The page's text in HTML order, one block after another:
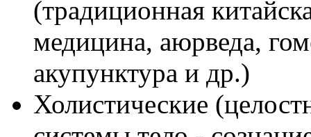
(традиционная
медицина, аюрведа,
акупунктура и др.)
Холистические